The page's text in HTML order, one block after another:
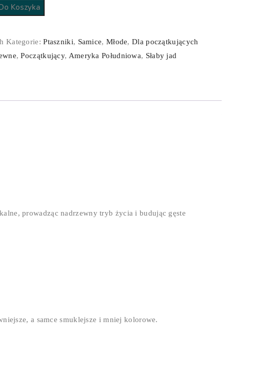
Koszyka
Kategorie:Ptaszniki, Samice, Młode,Dla początkujących
,Początkujący, Ameryka Południowa, Słaby jad
prowadząc nadrzewny tryb życia i budując gęste
a samce smuklejsze i mniej kolorowe.